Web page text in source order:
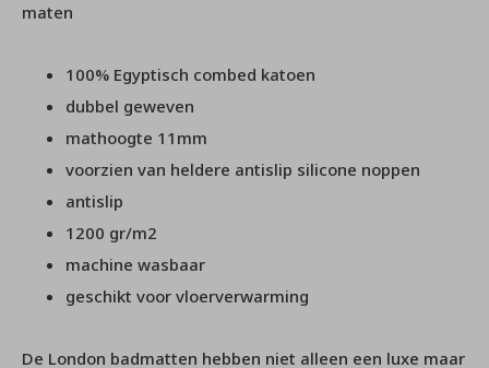
maten
100% Egyptisch combed katoen
dubbel geweven
mathoogte 11mm
voorzien van heldere antislip silicone noppen
antislip
1200 gr/m2
machine wasbaar
geschikt voor vloerverwarming
De London badmatten hebben niet alleen een luxe maar